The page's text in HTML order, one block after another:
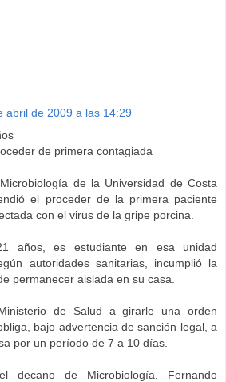
abril de 2009 a las 14:29
de primera contagiada
de la Universidad de Costa
el proceder de la primera paciente
con el virus de la gripe porcina.
años, es estudiante en esa unidad
autoridades sanitarias, incumplió la
permanecer aislada en su casa.
de Salud a girarle una orden
bajo advertencia de sanción legal, a
por un período de 7 a 10 días.
decano de Microbiología, Fernando